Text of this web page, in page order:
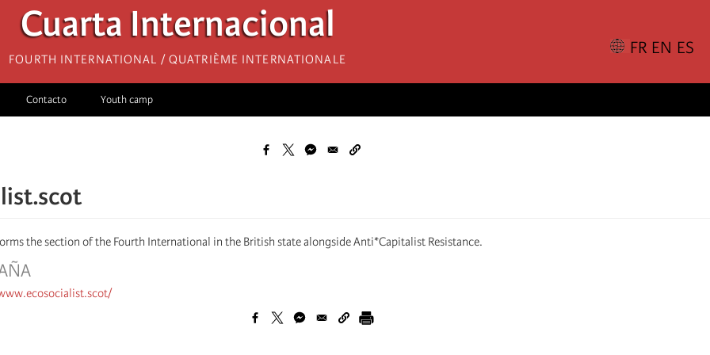
Cuarta Internacional
Fourth International / Quatrième internationale
Contacto Youth camp
the section of the Fourth International in the British state alongside Anti*Capitalist Resistance.